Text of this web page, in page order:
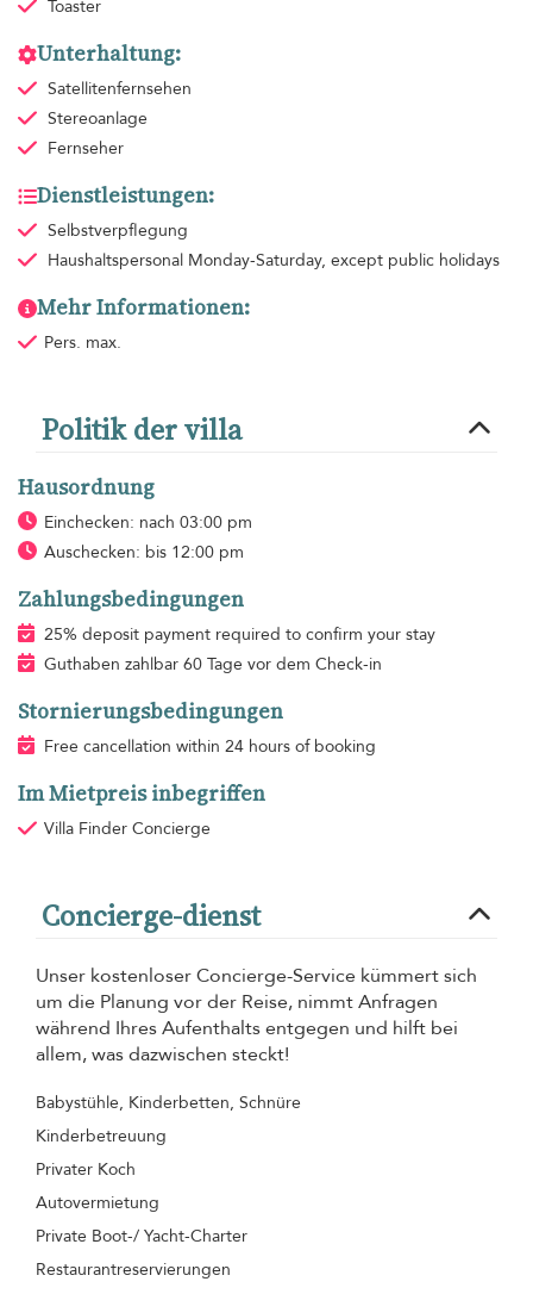
Toaster
Unterhaltung:
Satellitenfernsehen
Stereoanlage
Fernseher
Dienstleistungen:
Selbstverpflegung
Haushaltspersonal Monday-Saturday, except public holidays
Mehr Informationen:
Pers. max.
Politik der villa
Hausordnung
Einchecken: nach 03:00 pm
Auschecken: bis 12:00 pm
Zahlungsbedingungen
25% deposit payment required to confirm your stay
Guthaben zahlbar 60 Tage vor dem Check-in
Stornierungsbedingungen
Free cancellation within 24 hours of booking
Im Mietpreis inbegriffen
Villa Finder Concierge
Concierge-dienst
Unser kostenloser Concierge-Service kümmert sich
um die Planung vor der Reise, nimmt Anfragen
während Ihres Aufenthalts entgegen und hilft bei
allem, was dazwischen steckt!
Babystühle, Kinderbetten, Schnüre
Kinderbetreuung
Privater Koch
Autovermietung
Private Boot-/ Yacht-Charter
Restaurantreservierungen